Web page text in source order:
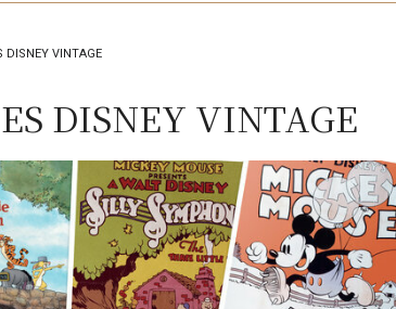
DISNEY VINTAGE
DISNEY VINTAGE